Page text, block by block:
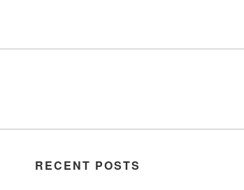
RECENT POSTS